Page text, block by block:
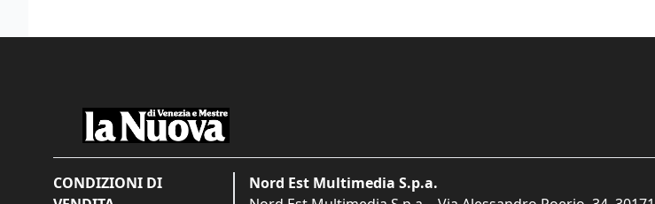
CONDIZIONI DI
Nord Est Multimedia S.p.a.